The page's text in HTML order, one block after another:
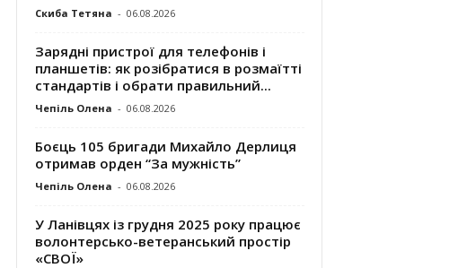
Скиба Тетяна - 06.08.2026
Зарядні пристрої для телефонів і
планшетів: як розібратися в розмаїтті
стандартів і обрати правильний...
Чепіль Олена - 06.08.2026
Боєць 105 бригади Михайло Дерлиця
отримав орден “За мужність”
Чепіль Олена - 06.08.2026
У Ланівцях із грудня 2025 року працює
волонтерсько-ветеранський простір
«СВОЇ»